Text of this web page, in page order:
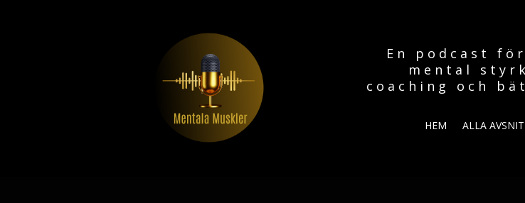
En podcast
mental
coaching och
HEM ALLA